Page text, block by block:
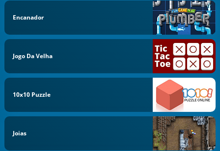
Encanador
Jogo Da Velha
10x10 Puzzle
Joias